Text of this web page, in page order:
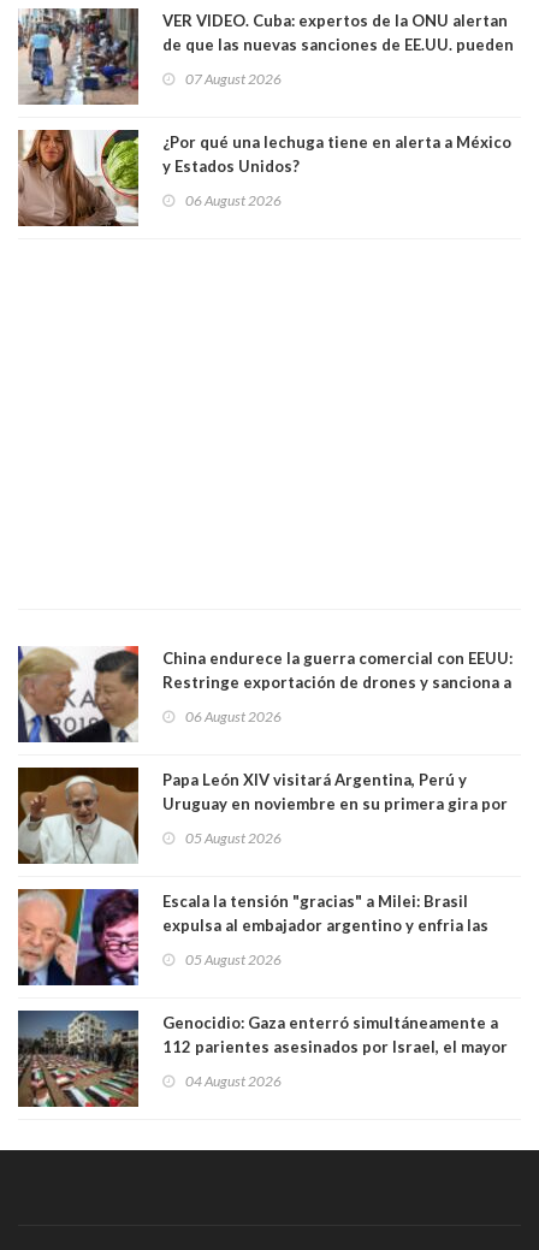
VER VIDEO. Cuba: expertos de la ONU alertan
de que las nuevas sanciones de EE.UU. pueden
07 August 2026
¿Por qué una lechuga tiene en alerta a México
y Estados Unidos?
06 August 2026
China endurece la guerra comercial con EEUU:
Restringe exportación de drones y sanciona a
06 August 2026
Papa León XIV visitará Argentina, Perú y
Uruguay en noviembre en su primera gira por
05 August 2026
Escala la tensión "gracias" a Milei: Brasil
expulsa al embajador argentino y enfria las
trasandino
05 August 2026
Genocidio: Gaza enterró simultáneamente a
112 parientes asesinados por Israel, el mayor
muertos figuran 44 niños y nueve ancianos
04 August 2026